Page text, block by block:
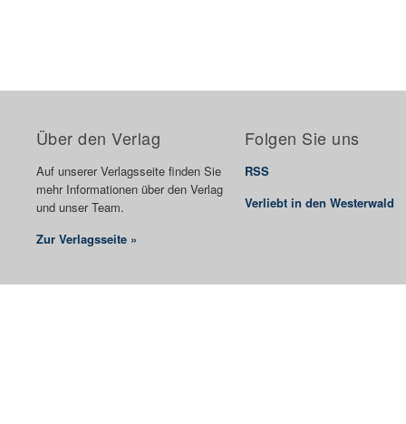
Über den Verlag
Auf unserer Verlagsseite finden Sie
mehr Informationen über den Verlag
und unser Team.
Zur Verlagsseite »
Folgen Sie uns
RSS
Verliebt in den Westerwald